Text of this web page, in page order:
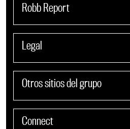
Robb Report
Legal
Otros sitios del grupo
Connect